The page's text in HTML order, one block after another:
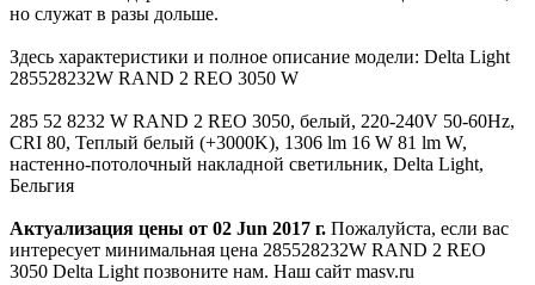
но служат в разы дольше.
Здесь характеристики и полное описание модели: Delta Light
285528232W RAND 2 REO 3050 W
285 52 8232 W RAND 2 REO 3050, белый, 220-240V 50-60Hz,
CRI 80, Теплый белый (+3000K), 1306 lm 16 W 81 lm W,
настенно-потолочный накладной светильник, Delta Light,
Бельгия
Актуализация цены от 02 Jun 2017 г. Пожалуйста, если вас
интересует минимальная цена 285528232W RAND 2 REO
3050 Delta Light позвоните нам. Наш сайт masv.ru